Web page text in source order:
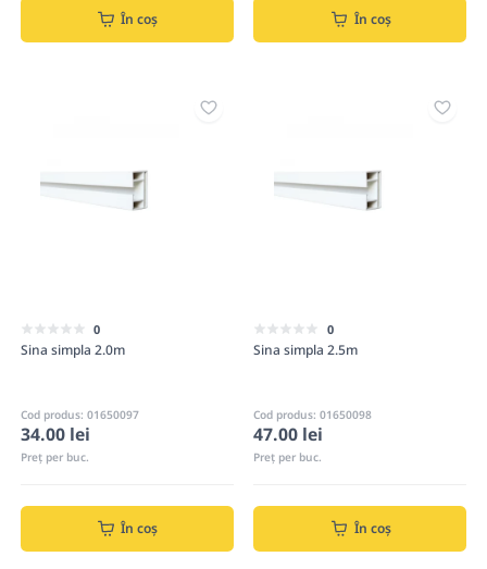
În coș În coș
0
Sina simpla 2.0m
Cod produs: 01650097
34.00 lei
Preț per buc.
În coș
0
Sina simpla 2.5m
Cod produs: 01650098
47.00 lei
Preț per buc.
În coș